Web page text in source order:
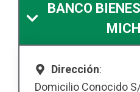
BANCO
Dirección:
Domicilio Conocido